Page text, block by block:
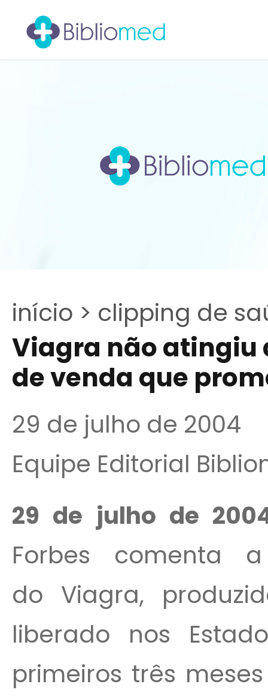
início > clipping de
Viagra não atingiu
de venda que
29 de julho de 2004
Equipe Editorial
29 de julho de
Forbes comenta
do Viagra,
liberado nos
primeiros três